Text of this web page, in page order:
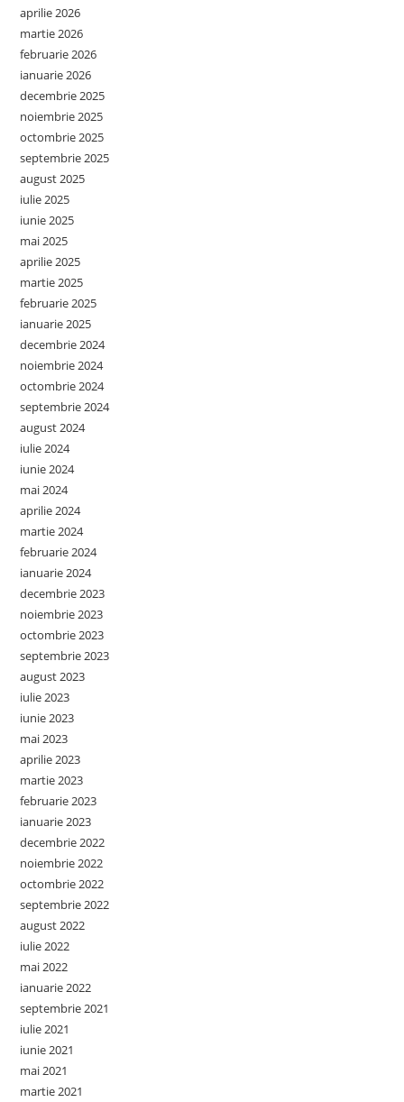
aprilie 2026
martie 2026
februarie 2026
ianuarie 2026
decembrie 2025
noiembrie 2025
octombrie 2025
septembrie 2025
august 2025
iulie 2025
iunie 2025
mai 2025
aprilie 2025
martie 2025
februarie 2025
ianuarie 2025
decembrie 2024
noiembrie 2024
octombrie 2024
septembrie 2024
august 2024
iulie 2024
iunie 2024
mai 2024
aprilie 2024
martie 2024
februarie 2024
ianuarie 2024
decembrie 2023
noiembrie 2023
octombrie 2023
septembrie 2023
august 2023
iulie 2023
iunie 2023
mai 2023
aprilie 2023
martie 2023
februarie 2023
ianuarie 2023
decembrie 2022
noiembrie 2022
octombrie 2022
septembrie 2022
august 2022
iulie 2022
mai 2022
ianuarie 2022
septembrie 2021
iulie 2021
iunie 2021
mai 2021
martie 2021